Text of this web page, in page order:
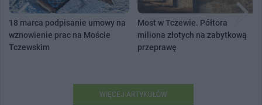
18 marca podpisanie umowy na
wznowienie prac na Moście
Tczewskim
Most w Tczewie. Półtora
miliona złotych na zabytkową
przeprawę
WIĘCEJ ARTYKUŁÓW